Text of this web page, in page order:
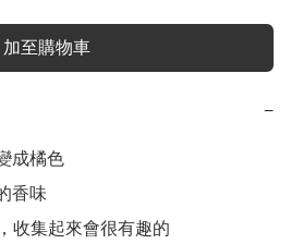
加至購物車
−
成橘色
香味
收集起來會很有趣的